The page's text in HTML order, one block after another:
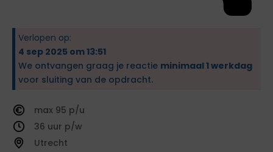
Verlopen op:
4 sep 2025 om 13:51
We ontvangen graag je reactie minimaal 1 werkdag
voor sluiting van de opdracht.
95
36
Utrecht